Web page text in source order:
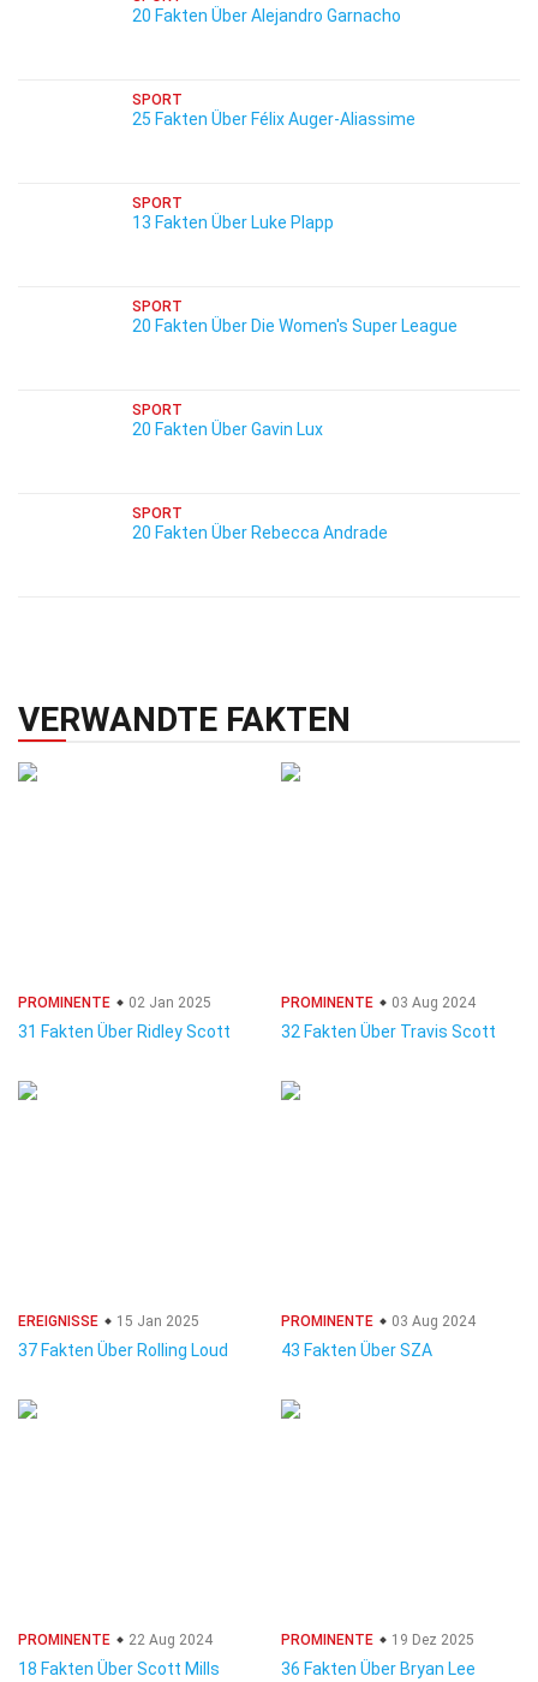
20 Fakten Über Alejandro Garnacho
SPORT
25 Fakten Über Félix Auger-Aliassime
SPORT
13 Fakten Über Luke Plapp
SPORT
20 Fakten Über Die Women's Super League
SPORT
20 Fakten Über Gavin Lux
SPORT
20 Fakten Über Rebecca Andrade
VERWANDTE FAKTEN
PROMINENTE 02 Jan 2025
31 Fakten Über Ridley Scott
PROMINENTE 03 Aug 2024
32 Fakten Über Travis Scott
EREIGNISSE 15 Jan 2025
37 Fakten Über Rolling Loud
PROMINENTE 03 Aug 2024
43 Fakten Über SZA
PROMINENTE 22 Aug 2024
18 Fakten Über Scott Mills
PROMINENTE 19 Dez 2025
36 Fakten Über Bryan Lee